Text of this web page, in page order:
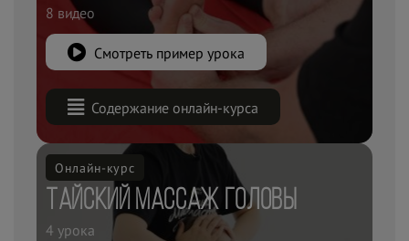
8 видео
Смотреть пример урока
Содержание онлайн-курса
Онлайн-курс
Тайский массаж головы
4 урока